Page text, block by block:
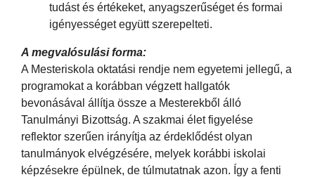
tudást és értékeket, anyagszerűséget és formai
igényességet együtt szerepelteti.
A megvalósulási forma:
A Mesteriskola oktatási rendje nem egyetemi jellegű, a
programokat a korábban végzett hallgatók
bevonásával állítja össze a Mesterekből álló
Tanulmányi Bizottság. A szakmai élet figyelése
reflektor szerűen irányítja az érdeklődést olyan
tanulmányok elvégzésére, melyek korábbi iskolai
képzésekre épülnek, de túlmutatnak azon. Így a fenti